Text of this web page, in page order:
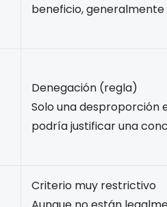
beneficio, generalmente
Denegación (regla)
Solo una desproporción
podría justificar una
Criterio muy restrictivo